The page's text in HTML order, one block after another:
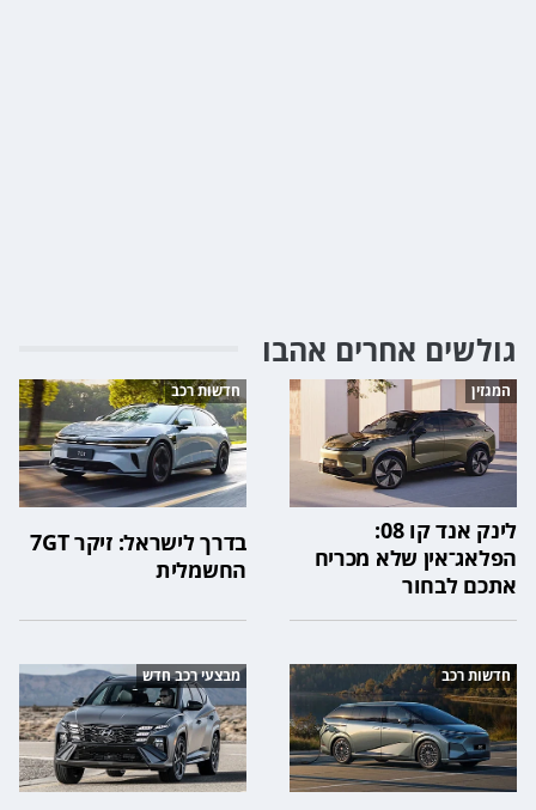
גולשים אחרים אהבו
המגזין
לינק אנד קו 08:
הפלאג־אין שלא מכריח
אתכם לבחור
חדשות רכב
בדרך לישראל: זיקר 7GT
החשמלית
חדשות רכב מבצעי רכב חדש